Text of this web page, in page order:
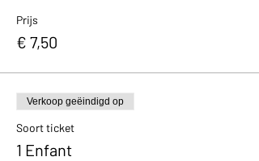
Prijs
€ 7,50
Verkoop geëindigd op
Soort ticket
1 Enfant